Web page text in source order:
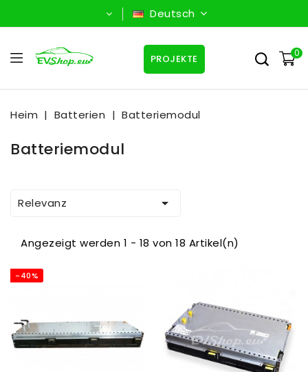
Deutsch
0
PROJEKTE
Heim Batterien Batteriemodul
Batteriemodul
Relevanz 
Angezeigt werden 1 - 18 von 18 Artikel(n)
-40%